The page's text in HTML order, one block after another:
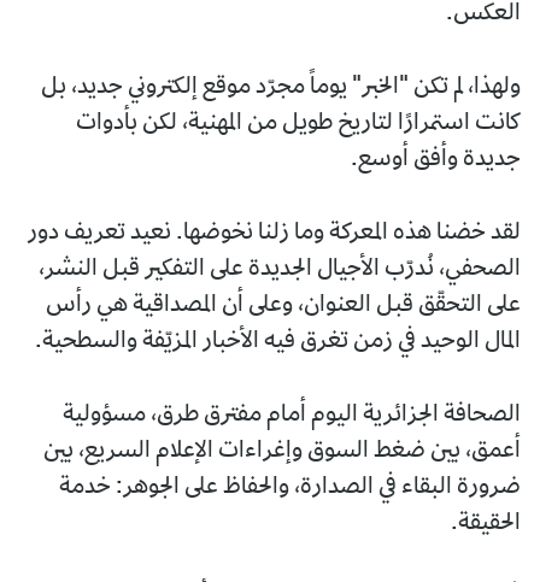
العكس.
ولهذا، لم تكن "الخبر" يوماً مجرّد موقع إلكتروني جديد، بل
كانت استمرارًا لتاريخ طويل من المهنية، لكن بأدوات
جديدة وأفق أوسع.
لقد خضنا هذه المعركة وما زلنا نخوضها. نعيد تعريف دور
الصحفي، نُدرّب الأجيال الجديدة على التفكير قبل النشر،
على التحقّق قبل العنوان، وعلى أن المصداقية هي رأس
المال الوحيد في زمن تغرق فيه الأخبار المزيّفة والسطحية.
الصحافة الجزائرية اليوم أمام مفترق طرق، مسؤولية
أعمق، بين ضغط السوق وإغراءات الإعلام السريع، بين
ضرورة البقاء في الصدارة، والحفاظ على الجوهر: خدمة
الحقيقة.